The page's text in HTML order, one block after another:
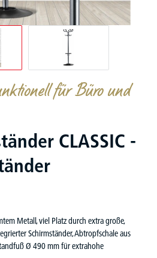
für Büro und
CLASSIC -
Metall, viel Platz durch extra große,
Schirmständer, Abtropfschale aus
Ø 490 mm für extrahohe